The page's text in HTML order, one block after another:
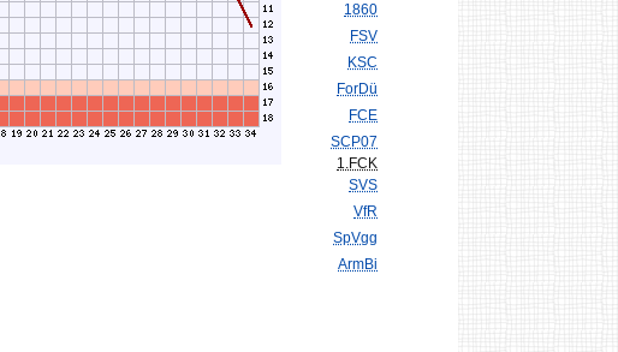
1860
FSV
KSC
ForDü
FCE
SCP07
1.FCK
SVS
VfR
SpVgg
ArmBi